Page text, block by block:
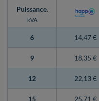
Puissance.
kVA
6 14,47 €
9 18,35 €
12 22,13 €
15 25,71 €